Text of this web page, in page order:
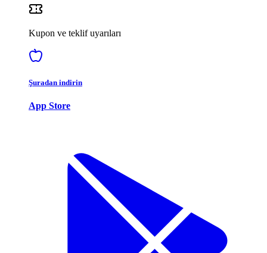
Kupon ve teklif uyarıları
Şuradan indirin
App Store